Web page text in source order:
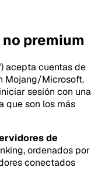
premium
acepta cuentas de
Mojang/Microsoft.
sesión con una
que son los más
de
ordenados por
conectados